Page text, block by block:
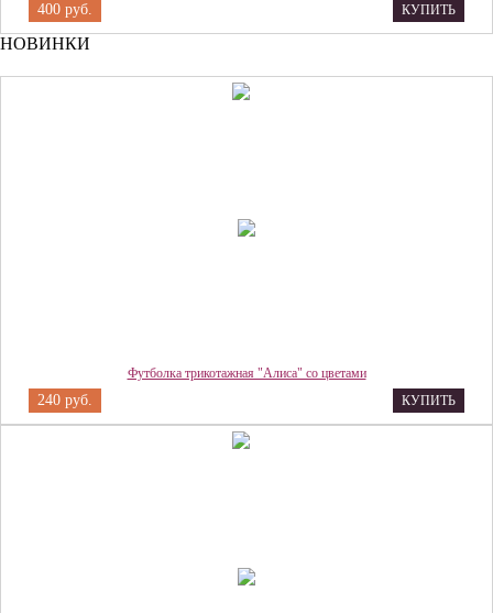
400 руб. КУПИТЬ
НОВИНКИ
Футболка трикотажная "Алиса" со цветами
240 руб. КУПИТЬ